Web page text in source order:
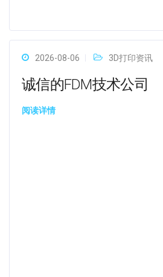
2026-08-06 3D打印资讯
诚信的FDM技术公司
阅读详情